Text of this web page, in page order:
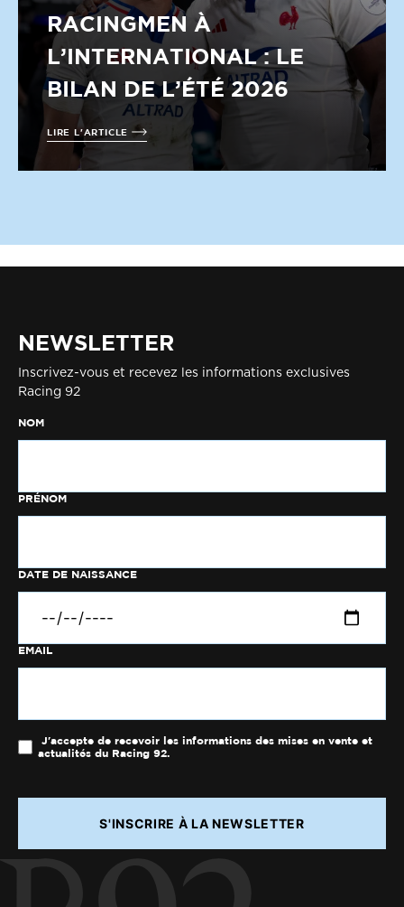
RACINGMEN À
L’INTERNATIONAL : LE
BILAN DE L’ÉTÉ 2026
LIRE L'ARTICLE
NEWSLETTER
Inscrivez-vous et recevez les informations exclusives
Racing 92
NOM
PRÉNOM
DATE DE NAISSANCE
EMAIL
J'accepte de recevoir les informations des mises en vente et
actualités du Racing 92.
S'INSCRIRE À LA NEWSLETTER